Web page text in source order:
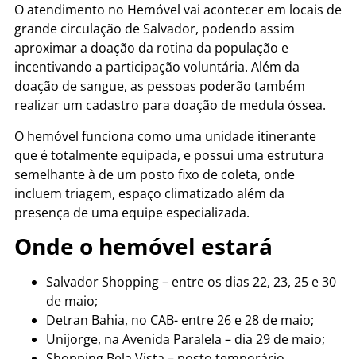
O atendimento no Hemóvel vai acontecer em locais de
grande circulação de Salvador, podendo assim
aproximar a doação da rotina da população e
incentivando a participação voluntária. Além da
doação de sangue, as pessoas poderão também
realizar um cadastro para doação de medula óssea.
O hemóvel funciona como uma unidade itinerante
que é totalmente equipada, e possui uma estrutura
semelhante à de um posto fixo de coleta, onde
incluem triagem, espaço climatizado além da
presença de uma equipe especializada.
Onde o hemóvel estará
Salvador Shopping – entre os dias 22, 23, 25 e 30
de maio;
Detran Bahia, no CAB- entre 26 e 28 de maio;
Unijorge, na Avenida Paralela – dia 29 de maio;